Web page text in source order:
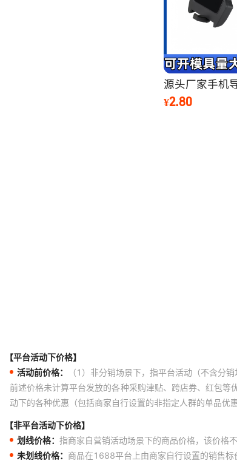
【平台活动下价格】
活动前价格：
（1）非分销场景下，指平台活动（不含分
前述价格未计算平台发放的各种采购津贴、跨店券、红包
动下的各种优惠（包括商家自行设置的非指定人群的单品优
【非平台活动下价格】
划线价格： 指商家自营销活动场景下的商品价格，该价格
未划线价格： 商品在1688平台上由商家自行设置的销售标